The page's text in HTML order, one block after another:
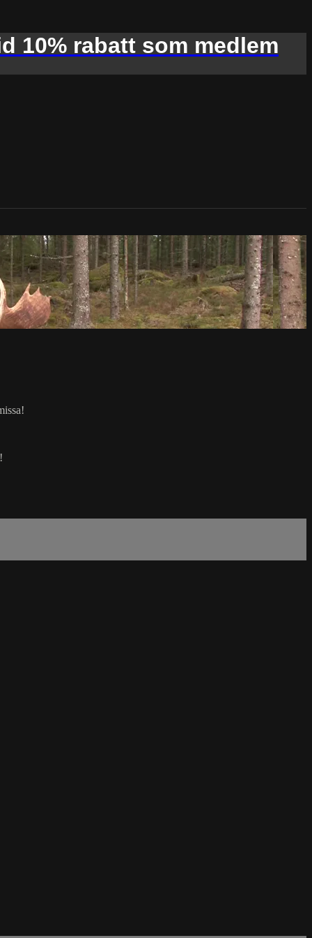
10% rabatt som medlem